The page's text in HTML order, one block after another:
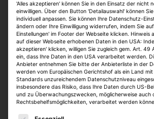
Technische
den Bereich Sanierung /
Modernisierung von
Wohngebäuden und
Quartiersentwicklung (w/m/
Bundesanstalt für Immobilienaufgaben
Hannover, Oldenburg
online seit 1 Woche
'Alles akzeptieren' können Sie in den Einsatz der nicht
einwilligen. Über den Button 'Detailauswahl' können
individuell anpassen. Sie können Ihre Datenschutz-
ändern oder Ihre Einwilligung widerrufen, indem Sie
Einstellungen' im Footer der Webseite klicken. Hinweis
auf dieser Webseite erhobenen Daten in den USA:
akzeptieren' klicken, willigen Sie zugleich gem. Art. 49
ein, dass Ihre Daten in den USA verarbeitet werden.
Anbieter entnehmen Sie bitte der Anbieterliste in der
werden vom Europäischen Gerichtshof als ein Land
Standards unzureichendem Datenschutzniveau
insbesondere das Risiko, dass Ihre Daten durch US-
und zu Überwachungszwecken, möglicherweise auch
Rechtsbehelfsmöglichkeiten, verarbeitet werden
Es folgt eine Liste der Service-